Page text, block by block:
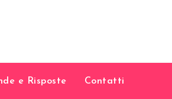
e Risposte Contatti